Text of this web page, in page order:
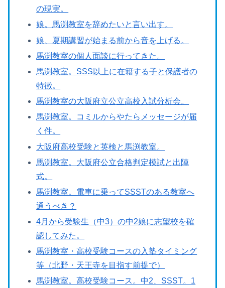
の現実。
娘。馬渕教室を辞めたいと言い出す。
娘、夏期講習が始まる前から音を上げる。
馬渕教室の個人面談に行ってきた。
馬渕教室。SSS以上に在籍する子と保護者の
特徴。
馬渕教室の大阪府立公立高校入試分析会。
馬渕教室。コミルからやたらメッセージが届
く件。
大阪府高校受験と英検と馬渕教室。
馬渕教室。大阪府公立合格判定模試と出陣
式。
馬渕教室。電車に乗ってSSSTのある教室へ
通うべき？
4月から受験生（中3）の中2娘に志望校を確
認してみた。
馬渕教室・高校受験コースの入塾タイミング
等（北野・天王寺を目指す前提で）
馬渕教室。高校受験コース。中2、SSST。1